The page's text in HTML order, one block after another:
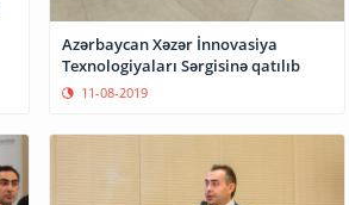
Azərbaycan Xəzər İnnovasiya
Texnologiyaları Sərgisinə qatılıb
11-08-2019